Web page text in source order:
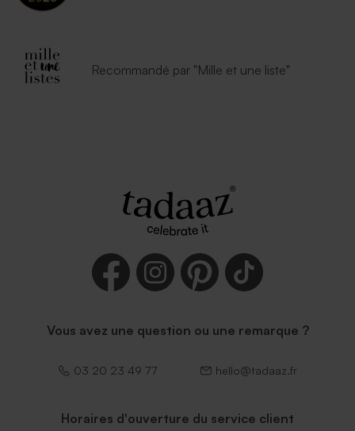
Recommandé par "Mille et une liste"
Vous avez une question ou une remarque ?
03 20 23 49 77 hello@tadaaz.fr
Horaires d'ouverture du service client